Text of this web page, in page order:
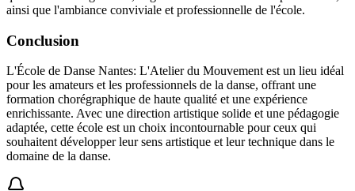
ainsi que l'ambiance conviviale et professionnelle de l'école.
Conclusion
L'École de Danse Nantes: L'Atelier du Mouvement est un lieu idéal
pour les amateurs et les professionnels de la danse, offrant une
formation chorégraphique de haute qualité et une expérience
enrichissante. Avec une direction artistique solide et une pédagogie
adaptée, cette école est un choix incontournable pour ceux qui
souhaitent développer leur sens artistique et leur technique dans le
domaine de la danse.